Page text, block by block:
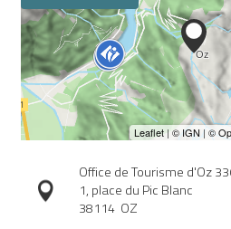
Office de Tourisme d'Oz
1, place du Pic Blanc
38114 OZ